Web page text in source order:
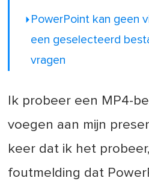
PowerPoint kan geen
een geselecteerd
vragen
Ik probeer een MP4-
voegen aan mijn
keer dat ik het
foutmelding dat